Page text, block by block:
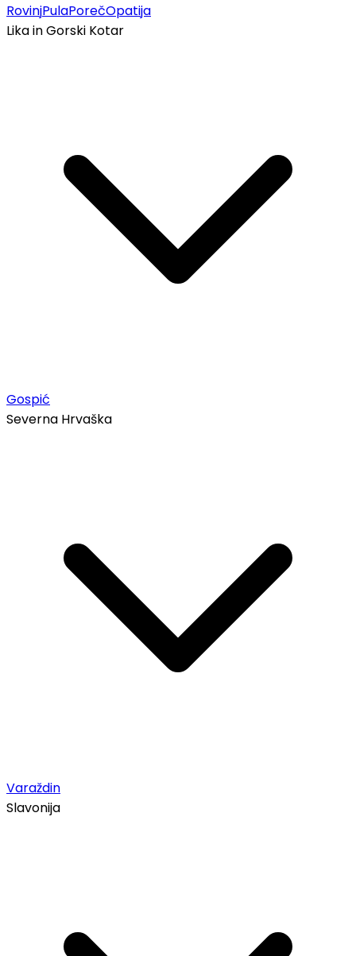
RovinjPulaPorečOpatija
Lika in Gorski Kotar
Gospić
Severna Hrvaška
Varaždin
Slavonija